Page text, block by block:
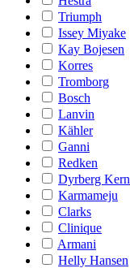
Triumph
Issey Miyake
Kay Bojesen
Korres
Tromborg
Bosch
Lanvin
Kähler
Ganni
Redken
Dyrberg Kern
Karmameju
Clarks
Clinique
Armani
Helly Hansen